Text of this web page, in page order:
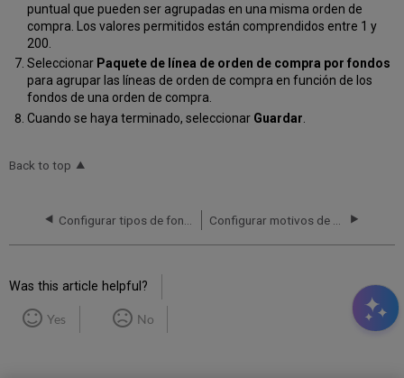
puntual que pueden ser agrupadas en una misma orden de
compra. Los valores permitidos están comprendidos entre 1 y
200.
Seleccionar Paquete de línea de orden de compra por fondos
para agrupar las líneas de orden de compra en función de los
fondos de una orden de compra.
Cuando se haya terminado, seleccionar Guardar
Back to top
Was this article helpful?
Yes No